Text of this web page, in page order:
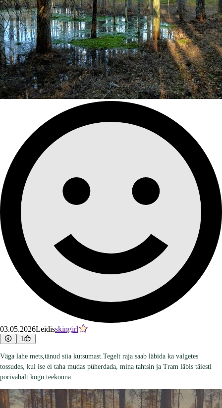
03.05.2026Leidisskingirl
1
Väga lahe mets,tänud siia kutsumast.Tegelt raja saab läbida ka valgetes
tossudes, kui ise ei taha mudas püherdada, mina tahtsin ja Tram läbis täiesti
porivabalt kogu teekonna.